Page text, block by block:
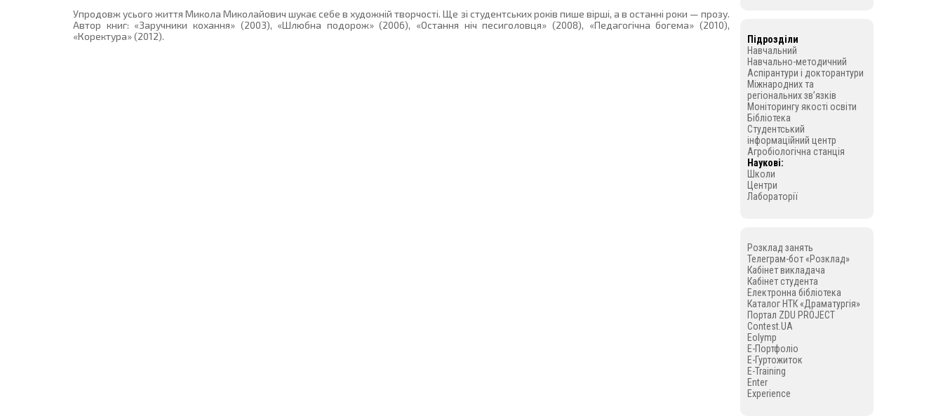
Упродовж усього життя Микола Миколайович шукає себе в художній творчості. Ще зі студентських років пише вірші, а в останні роки — прозу.
Автор книг: «Заручники кохання» (2003), «Шлюбна подорож» (2006), «Остання ніч песиголовця» (2008), «Педагогічна богема» (2010),
«Коректура» (2012).
Підрозділи
Навчальний
Навчально-методичний
Аспірантури і докторантури
Міжнародних та
регіональних зв’язків
Моніторингу якості освіти
Бібліотека
Студентський
інформаційний центр
Агробіологічна станція
Наукові:
Школи
Центри
Лабораторії
Розклад занять
Телеграм-бот «Розклад»
Кабінет викладача
Кабінет студента
Електронна бібліотека
Каталог НТК «Драматургія»
Портал ZDU PROJECT
Contest.UA
Eolymp
E-Портфоліо
E-Гуртожиток
E-Training
Enter
Experience